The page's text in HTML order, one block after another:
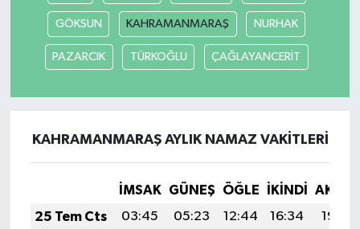
GÖKSUN KAHRAMANMARAŞ NURHAK
PAZARCIK TÜRKOĞLU ÇAĞLAYANCERİT
KAHRAMANMARAŞ AYLIK NAMAZ VAKITLERI
İMSAK GÜNEŞ ÖĞLE İKINDI
25 Tem Cts
03:45 05:23 12:44 16:34
19:54